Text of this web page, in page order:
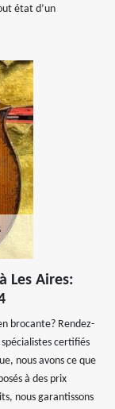
état d’un
Les Aires:
brocante? Rendez-
certifiés
nous avons ce que
à des prix
nous garantissons